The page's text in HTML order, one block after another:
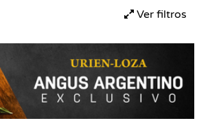
Ver filtros